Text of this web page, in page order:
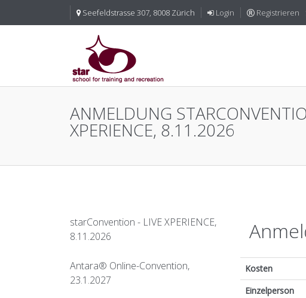
Seefeldstrasse 307, 8008 Zürich Login Registrieren
ANMELDUNG
XPERIENCE, 8.11.2026
starConvention - LIVE XPERIENCE,
8.11.2026
Antara® Online-Convention,
23.1.2027
Kosten
Einzelperson